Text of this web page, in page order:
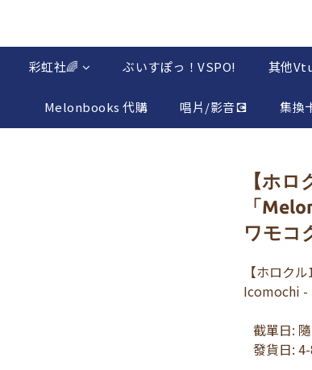
彩虹社🌈 ぶいすぽっ！VSPO! 其他
Melonbooks 代購 唱片/影音💽 集換
【ホロ
「
ワモコ
【ホロク
Icomochi -
截單日:
發貨日: